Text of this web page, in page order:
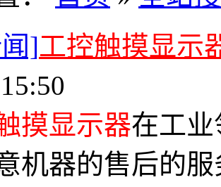
]工控触摸显示
摸显示器在工
机器的售后的